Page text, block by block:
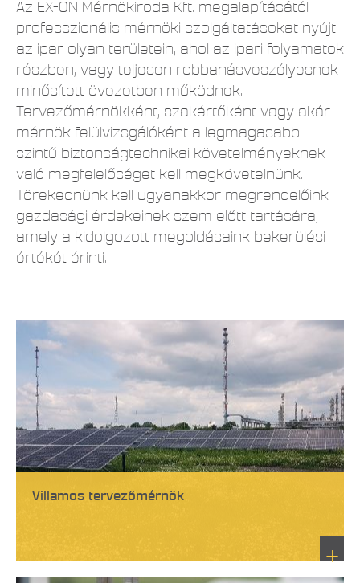
professzionális mérnöki szolgáltatásokat nyújt
az ipar olyan területein, ahol az ipari folyamatok
részben, vagy teljesen robbanásveszélyesnek
minősített övezetben működnek.
Tervezőmérnökként, szakértőként vagy akár
mérnök felülvizsgálóként a legmagasabb
szintű biztonságtechnikai követelményeknek
való megfelelőséget kell megkövetelnünk.
Törekednünk kell ugyanakkor megrendelőink
gazdasági érdekeinek szem előtt tartására,
amely a kidolgozott megoldásaink bekerülési
értékét érinti.
Villamos tervezőmérnök